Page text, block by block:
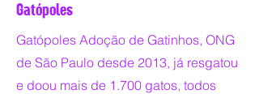
Gatópoles
Gatópoles Adoção de Gatinhos, ONG
de São Paulo desde 2013, já resgatou
e doou mais de 1.700 gatos, todos